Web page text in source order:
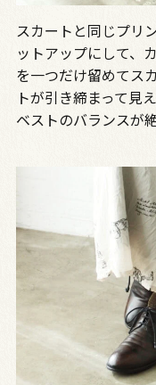
スカートと同じプリ
ットアップにして、
を一つだけ留めてス
トが引き締まって見
ベストのバランスが